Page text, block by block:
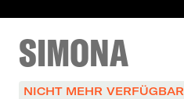
SIMONA
NICHT MEHR VERFÜGBAR